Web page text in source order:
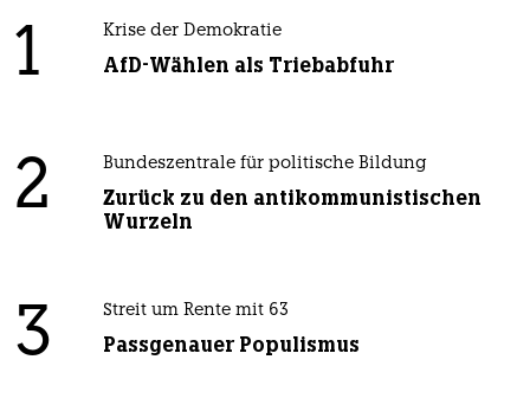
1 Krise der Demokratie
AfD-Wählen als Triebabfuhr
2 Bundeszentrale für politische Bildung
Zurück zu den antikommunistischen
Wurzeln
3 Streit um Rente mit 63
Passgenauer Populismus